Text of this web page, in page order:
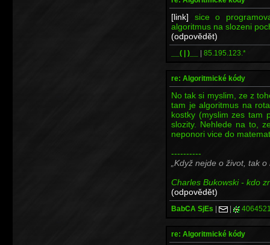
[link] sice o
algoritmus na slozeni
(odpovědět)
__( | )__ | 85.195.123.*
re: Algoritmické kódy
No tak si myslim, ze z
tam je algoritmus na
kostky (myslim zes tam
slozity. Nehlede na to,
neponori vice do
----------
Když nejde o život, tak o
Charles Bukowski - kdo
(odpovědět)
BabCA SjEs | |
re: Algoritmické kódy